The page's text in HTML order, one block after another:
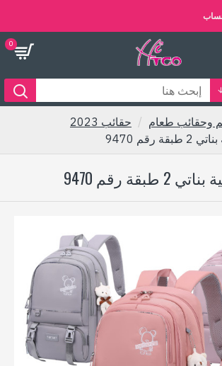
0
وحقائب طعام
حقائب 2023
9470
رقم 9470